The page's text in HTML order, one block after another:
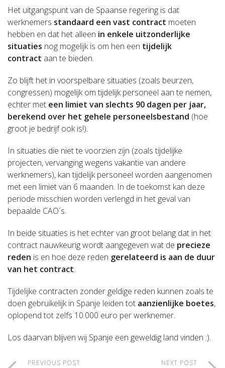
Het uitgangspunt van de Spaanse regering is dat
werknemers standaard een vast contract moeten
hebben en dat het alleen in enkele uitzonderlijke
situaties nog mogelijk is om hen een tijdelijk
contract aan te bieden.
Zo blijft het in voorspelbare situaties (zoals beurzen,
congressen) mogelijk om tijdelijk personeel aan te nemen,
echter met een limiet van slechts 90 dagen per jaar,
berekend over het gehele personeelsbestand (hoe
groot je bedrijf ook is!).
In situaties die niet te voorzien zijn (zoals tijdelijke
projecten, vervanging wegens vakantie van andere
werknemers), kan tijdelijk personeel worden aangenomen
met een limiet van 6 maanden. In de toekomst kan deze
periode misschien worden verlengd in het geval van
bepaalde CAO´s.
In beide situaties is het echter van groot belang dat in het
contract nauwkeurig wordt aangegeven wat de precieze
reden is en hoe deze reden gerelateerd is aan de duur
van het contract.
Tijdelijke contracten zonder geldige reden kunnen zoals te
doen gebruikelijk in Spanje leiden tot aanzienlijke boetes,
oplopend tot zelfs 10.000 euro per werknemer.
Los daarvan blijven wij Spanje een geweldig land vinden :).
PREVIOUS POST NEXT POST